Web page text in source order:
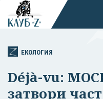
ЕКОЛОГИЯ
Déjà-vu:
затвори